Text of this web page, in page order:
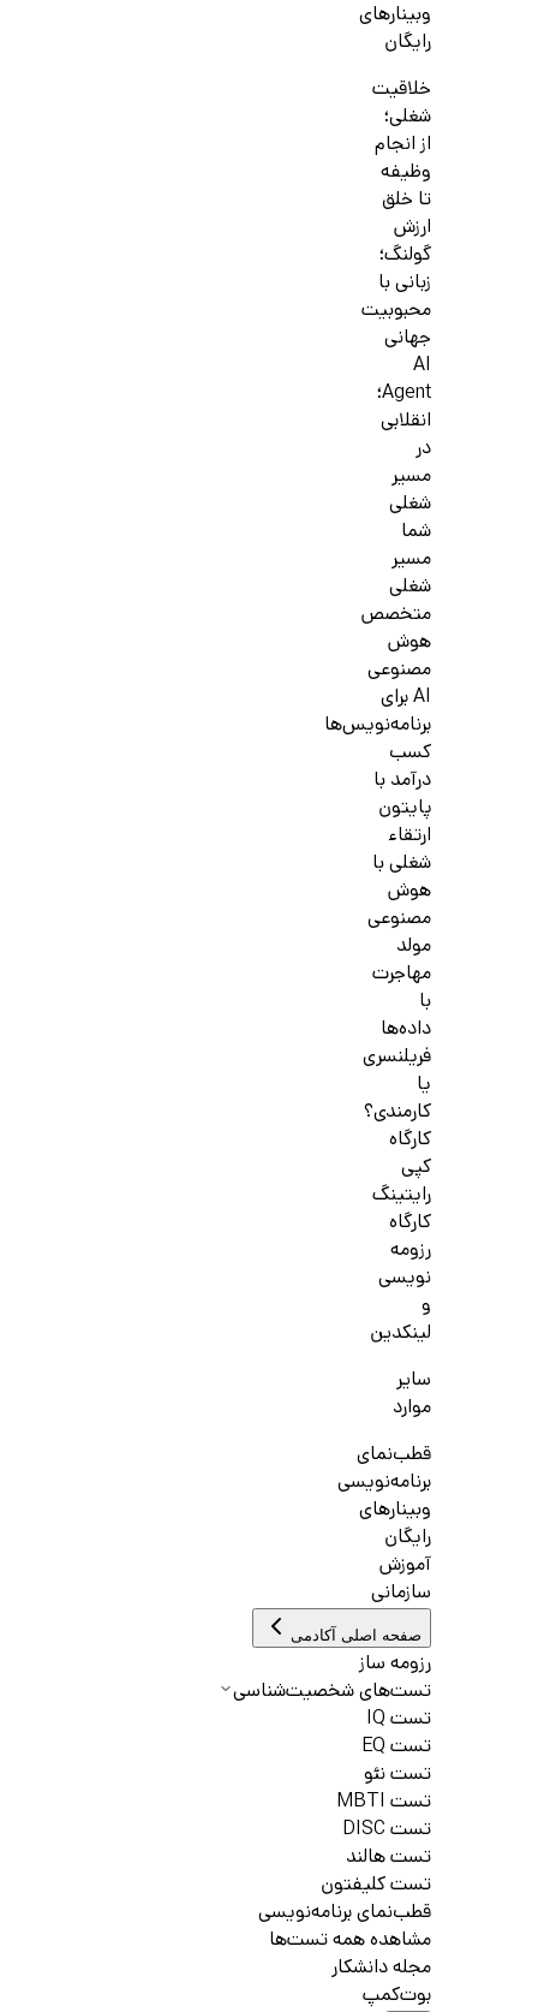
وبینارهای
رایگان
خلاقیت
شغلی؛
از انجام
وظیفه
تا خلق
ارزش
گولنگ؛
زبانی با
محبوبیت
جهانی
AI
Agent؛
انقلابی
در
مسیر
شغلی
شما
مسیر
شغلی
متخصص
هوش
مصنوعی
AI برای
برنامه‌نویس‌ها
کسب
درآمد با
پایتون
ارتقاء
شغلی با
هوش
مصنوعی
مولد
مهاجرت
با
داده‌ها
فریلنسری
یا
کارمندی؟
کارگاه
کپی
رایتینگ
کارگاه
رزومه
نویسی
و
لینکدین
سایر
موارد
قطب‌نمای
برنامه‌نویسی
وبینارهای
رایگان
آموزش
سازمانی
صفحه اصلی آکادمی
رزومه ساز
تست‌های شخصیت‌شناسی
تست IQ
تست EQ
تست نئو
تست MBTI
تست DISC
تست هالند
تست کلیفتون
قطب‌نمای برنامه‌نویسی
مشاهده همه تست‌ها
مجله دانشکار
بوت‌کمپ